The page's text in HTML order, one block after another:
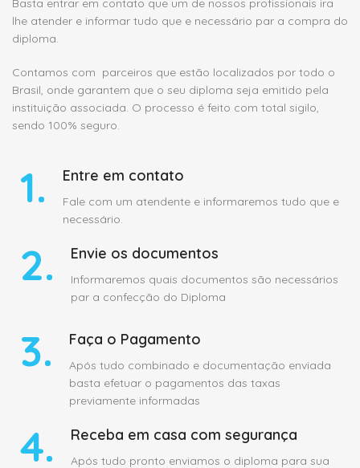
Basta entrar em contato que um de nossos profissionais ira
lhe atender e informar tudo que e necessário par a compra do
diploma.
Contamos com parceiros que estão localizados por todo o
Brasil, onde garantem que o seu diploma seja emitido pela
instituição associada. O processo é feito com total sigilo,
sendo 100% seguro.
1. Entre em contato
Fale com um atendente e informaremos tudo que e
necessário.
2. Envie os documentos
Informaremos quais documentos são necessários
par a confecção do Diploma
3. Faça o Pagamento
Após tudo combinado e documentação enviada
basta efetuar o pagamentos das taxas
previamente informadas
4. Receba em casa com segurança
Após tudo pronto enviamos o diploma para sua